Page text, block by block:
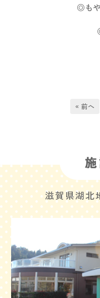
◎も
« 前へ
滋賀県湖北